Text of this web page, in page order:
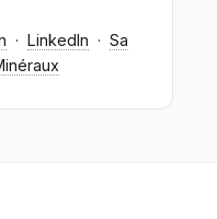
· LinkedIn · Sa